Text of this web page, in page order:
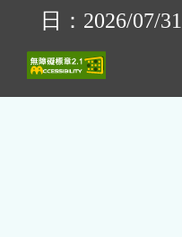
日：2026/07/31